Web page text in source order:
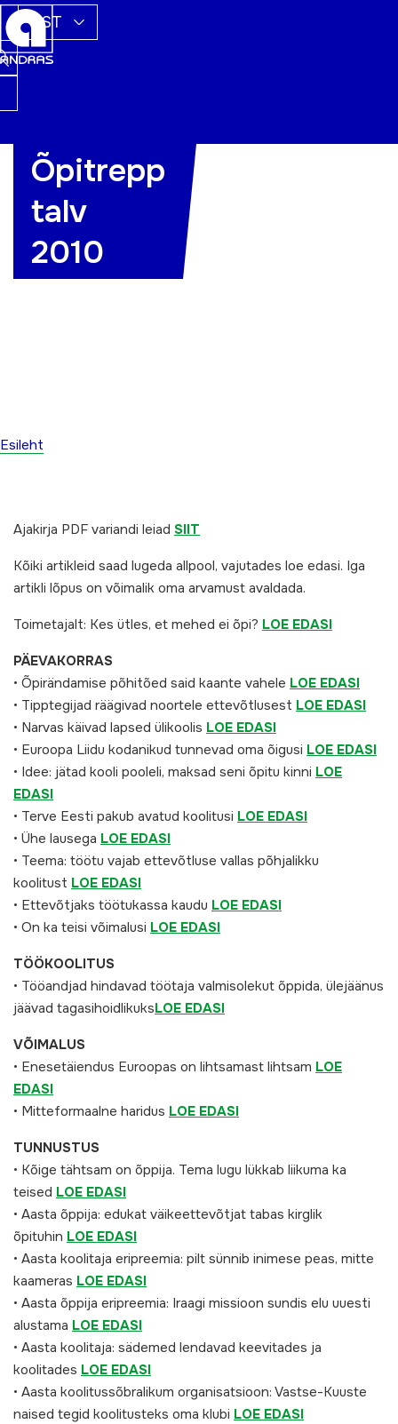
EST
Esileht
Õpitrepp
talv
2010
Ajakirja PDF variandi leiad SIIT
Kõiki artikleid saad lugeda allpool, vajutades loe edasi. Iga
artikli lõpus on võimalik oma arvamust avaldada.
Toimetajalt: Kes ütles, et mehed ei õpi? LOE EDASI
PÄEVAKORRAS
• Õpirändamise põhitõed said kaante vahele LOE EDASI
• Tipptegijad räägivad noortele ettevõtlusest LOE EDASI
• Narvas käivad lapsed ülikoolis LOE EDASI
• Euroopa Liidu kodanikud tunnevad oma õigusi LOE EDASI
• Idee: jätad kooli pooleli, maksad seni õpitu kinni LOE
EDASI
• Terve Eesti pakub avatud koolitusi LOE EDASI
• Ühe lausega LOE EDASI
• Teema: töötu vajab ettevõtluse vallas põhjalikku
koolitust LOE EDASI
• Ettevõtjaks töötukassa kaudu LOE EDASI
• On ka teisi võimalusi LOE EDASI
TÖÖKOOLITUS
• Tööandjad hindavad töötaja valmisolekut õppida, ülejäänus
jäävad tagasihoidlikuksLOE EDASI
VÕIMALUS
• Enesetäiendus Euroopas on lihtsamast lihtsam LOE
EDASI
• Mitteformaalne haridus LOE EDASI
TUNNUSTUS
• Kõige tähtsam on õppija. Tema lugu lükkab liikuma ka
teised LOE EDASI
• Aasta õppija: edukat väikeettevõtjat tabas kirglik
õpituhin LOE EDASI
• Aasta koolitaja eripreemia: pilt sünnib inimese peas, mitte
kaameras LOE EDASI
• Aasta õppija eripreemia: Iraagi missioon sundis elu uuesti
alustama LOE EDASI
• Aasta koolitaja: sädemed lendavad keevitades ja
koolitades LOE EDASI
• Aasta koolitussõbralikum organisatsioon: Vastse-Kuuste
naised tegid koolitusteks oma klubi LOE EDASI